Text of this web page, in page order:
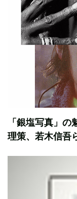
「銀塩写真」
理策、若木信吾